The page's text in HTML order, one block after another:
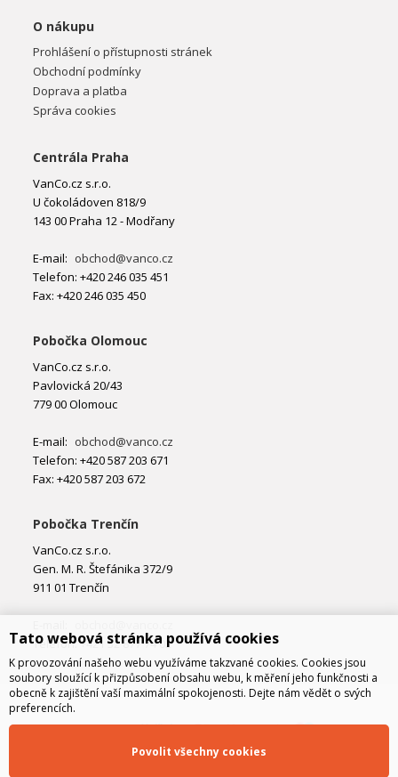
O nákupu
Prohlášení o přístupnosti stránek
Obchodní podmínky
Doprava a platba
Správa cookies
Centrála Praha
VanCo.cz s.r.o.
U čokoládoven 818/9
143 00 Praha 12 - Modřany
E-mail: obchod@vanco.cz
Telefon: +420 246 035 451
Fax: +420 246 035 450
Pobočka Olomouc
VanCo.cz s.r.o.
Pavlovická 20/43
779 00 Olomouc
E-mail: obchod@vanco.cz
Telefon: +420 587 203 671
Fax: +420 587 203 672
Pobočka Trenčín
VanCo.cz s.r.o.
Gen. M. R. Štefánika 372/9
911 01 Trenčín
Telefon: +421 32 877 74 02
Tato webová stránka používá cookies
K provozování našeho webu využíváme takzvané cookies. Cookies jsou
soubory sloužící k přizpůsobení obsahu webu, k měření jeho funkčnosti a
obecně k zajištění vaší maximální spokojenosti. Dejte nám vědět o svých
preferencích.
Povolit všechny cookies